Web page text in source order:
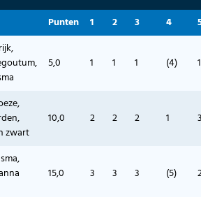
Punten 1 2 3 4
5,0 1 1 1 (4) 1
zwart
10,0 2 2 2 1
15,0 3 3 3 (5)